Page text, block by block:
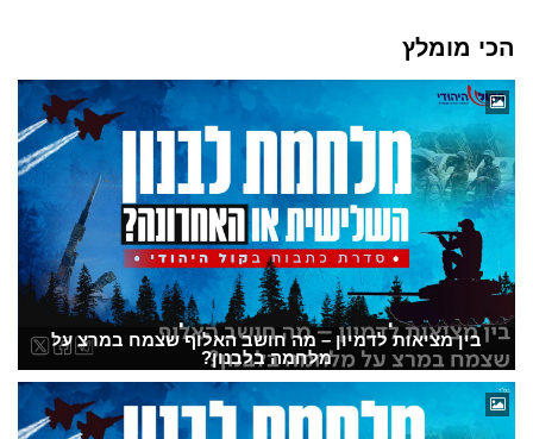
הכי מומלץ
בין מציאות לדמיון – מה חושב האלוף שצמח במרצ על
מלחמה בלבנון?